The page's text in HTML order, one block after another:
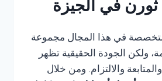
ثورن في الجيزة
في هذا المجال مجموعة
ولكن الجودة الحقيقية تظهر
والالتزام. ومن خلال